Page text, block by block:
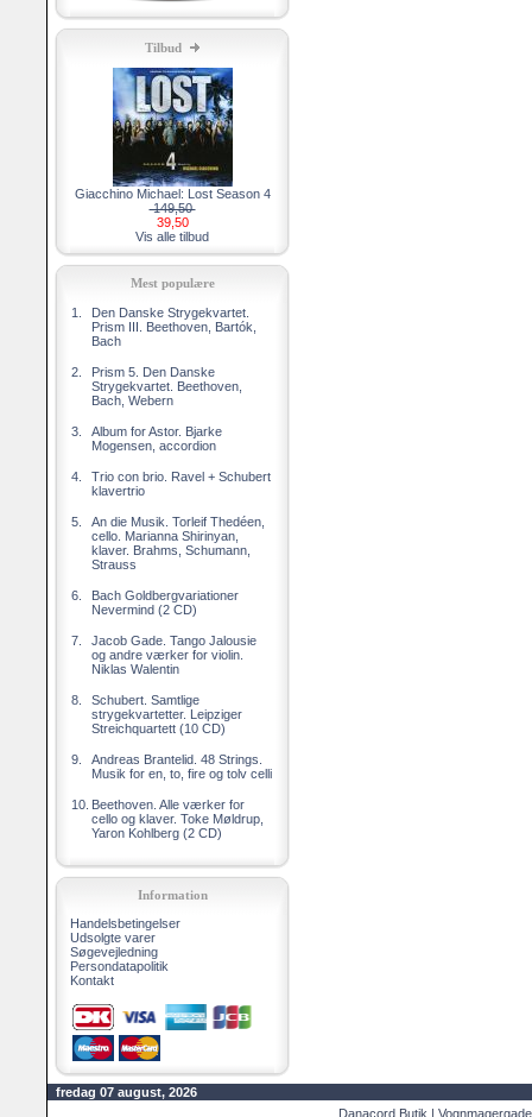
Tilbud
Giacchino Michael: Lost Season 4
149,50
39,50
Vis alle tilbud
Mest populære
1.
Den Danske Strygekvartet.
Prism III. Beethoven, Bartók,
Bach
2.
Prism 5. Den Danske
Strygekvartet. Beethoven,
Bach, Webern
3.
Album for Astor. Bjarke
Mogensen, accordion
4.
Trio con brio. Ravel + Schubert
klavertrio
5.
An die Musik. Torleif Thedéen,
cello. Marianna Shirinyan,
klaver. Brahms, Schumann,
Strauss
6.
Bach Goldbergvariationer
Nevermind (2 CD)
7.
Jacob Gade. Tango Jalousie
og andre værker for violin.
Niklas Walentin
8.
Schubert. Samtlige
strygekvartetter. Leipziger
Streichquartett (10 CD)
9.
Andreas Brantelid. 48 Strings.
Musik for en, to, fire og tolv celli
10. Beethoven. Alle værker for
cello og klaver. Toke Møldrup,
Yaron Kohlberg (2 CD)
Information
Handelsbetingelser
Udsolgte varer
Søgevejledning
Persondatapolitik
Kontakt
fredag 07 august, 2026
Danacord Butik |